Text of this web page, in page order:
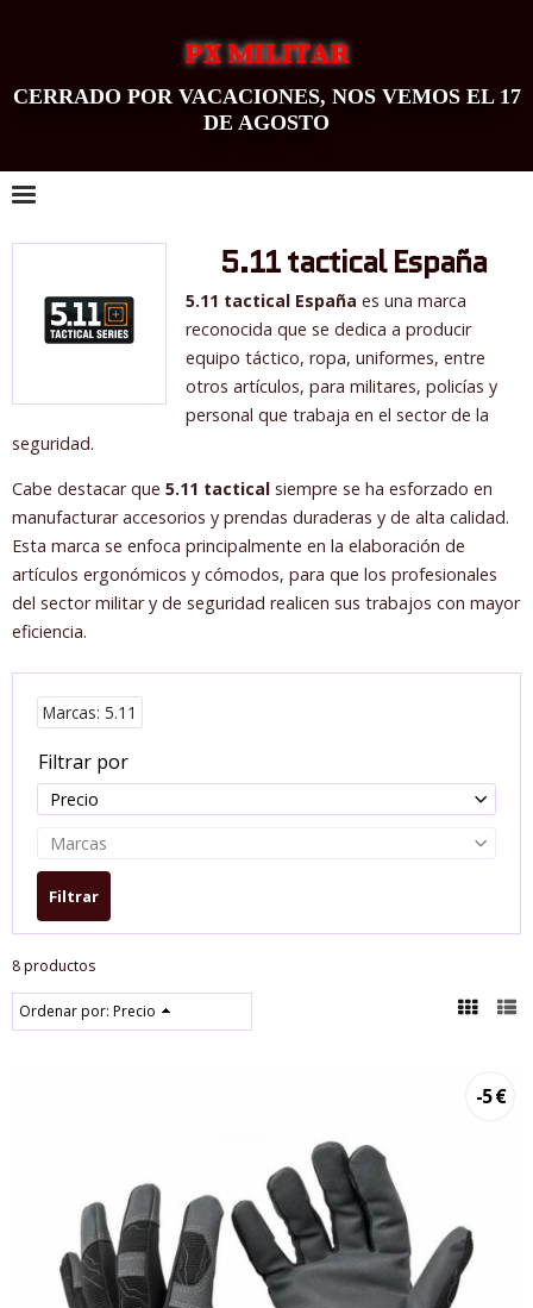
PX MILITAR
CERRADO POR VACACIONES, NOS VEMOS EL 17
DE AGOSTO
5.11 tactical España
5.11 tactical España es una marca
reconocida que se dedica a producir
equipo táctico, ropa, uniformes, entre
otros artículos, para militares, policías y
personal que trabaja en el sector de la
seguridad.
Cabe destacar que 5.11 tactical siempre se ha esforzado en
manufacturar accesorios y prendas duraderas y de alta calidad.
Esta marca se enfoca principalmente en la elaboración de
artículos ergonómicos y cómodos, para que los profesionales
del sector militar y de seguridad realicen sus trabajos con mayor
eficiencia.
Marcas: 5.11
Filtrar por
Precio
Marcas
8 productos
Ordenar por: Precio
-5 €